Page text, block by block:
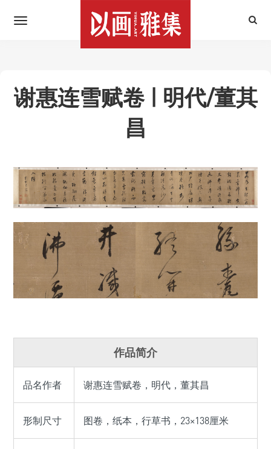
谢惠连雪赋卷 | 明代/董其
昌
作品简介
品名作者 谢惠连雪赋卷，明代，董其昌
形制尺寸 图卷，纸本，行草书，23×138厘米